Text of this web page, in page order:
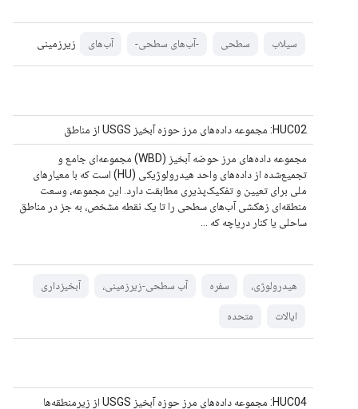
سیلاب سطحی -آب‌های سطحی- آب‌های زیرزمینی
HUC02: مجموعه داده‌های مرز حوزه آبخیز USGS از مناطق
مجموعه داده‌های مرز حوضه آبخیز (WBD) مجموعه‌ای جامع و
تجمیع‌شده از داده‌های واحد هیدرولوژیکی (HU) است که با معیارهای
ملی برای تعیین و تفکیک‌پذیری مطابقت دارد. این مجموعه، وسعت
منطقه‌ای زهکشی آب‌های سطحی را تا یک نقطه مشخص، به جز در مناطق
ساحلی یا کنار دریاچه که ...
هیدرولوژی، سفره آب سطحی-زیرزمینی، آبخیزداری
ایالات متحده
HUC04: مجموعه داده‌های مرز حوزه آبخیز USGS از زیرمنطقه‌ها